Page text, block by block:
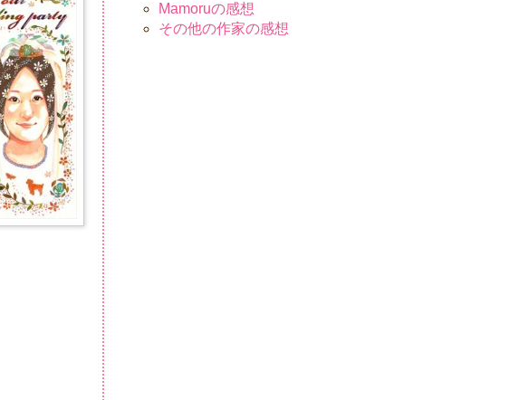
Mamoruの感想
その他の作家の感想